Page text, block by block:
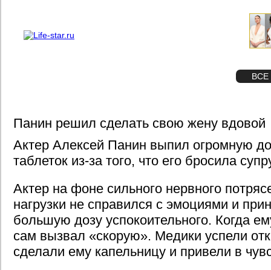
ВСЕ
Панин решил сделать свою жену вдовой
Актер Алексей Панин выпил огромную
таблеток из-за того, что его бросила
Актер на фоне сильного нервного
нагрузки не справился с эмоциями и
большую дозу успокоительного. Когда
сам вызвал «скорую». Медики успели
сделали ему капельницу и привели в